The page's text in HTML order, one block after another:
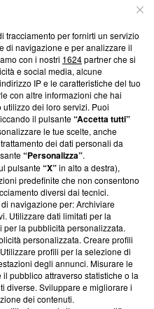
trasparenti su Blasting
e su come ci impegniamo a
la nostra aderenza a
Blasting News non è
ma ha richiesto di farne
effettuato una verifica di
Via Carlo Frasca, 3 - 6900
tracciamento per fornirti un servizio
di navigazione e per analizzare il
con i nostri 1624partner che si
e social media, alcune
IP e le caratteristiche del tuo
con altre informazioni che hai
dei loro servizi. Puoi
il pulsante“Accetta tutti”
le tue scelte, anche
dei dati personali da
“Personalizza”.
pulsante“X”in alto a destra),
predefinite che non consentono
diversi dai tecnici.
navigazione per: Archiviare
Utilizzare dati limitati per la
la pubblicità personalizzata.
personalizzata. Creare profili
profili per la selezione di
degli annunci. Misurare le
pubblico attraverso statistiche o la
diverse. Sviluppare e migliorare i
dei contenuti.